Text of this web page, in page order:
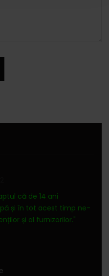
că de 14 ani
și în tot acest timp ne-
și al furnizorilor."